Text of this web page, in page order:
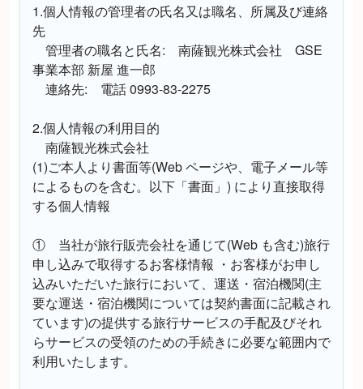
1.個人情報の管理者の氏名又は職名、所属及び連絡
先
管理者の職名と氏名: 南薩観光株式会社 GSE
事業本部 新屋 進一郎
連絡先: 電話 0993-83-2275
2.個人情報の利用目的
南薩観光株式会社
(1)ご本人より書面等(Web ページや、電子メール等
によるものを含む。以下「書面」) により直接取得
する個人情報
① 当社が旅行販売会社を通じて(Web も含む)旅行
申し込みで取得するお客様情報 ・お客様がお申し
込みいただいた旅行において、運送・宿泊機関(主
要な運送・宿泊機関については契約書面に記載され
ています)の提供する旅行サービスの手配及びそれ
らサービスの受領のための手続きに必要な範囲内で
利用いたします。